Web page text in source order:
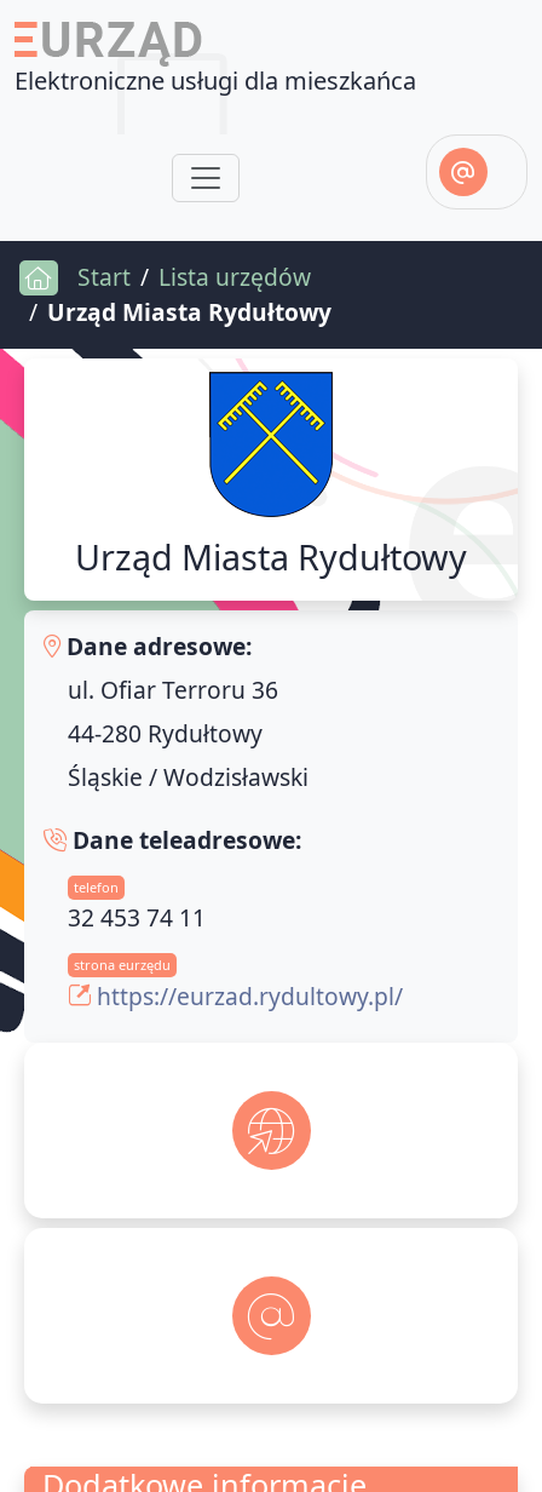
Elektroniczne usługi dla mieszkańca
Start
Lista urzędów
Urząd Miasta Rydułtowy
Urząd Miasta Rydułtowy
Dane adresowe:
ul. Ofiar Terroru 36
44-280 Rydułtowy
Śląskie / Wodzisławski
Dane teleadresowe:
telefon
32 453 74 11
strona eurzędu
https://eurzad.rydultowy.pl/